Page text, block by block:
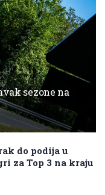
sezone na
do podija u
za Top 3 na kraju